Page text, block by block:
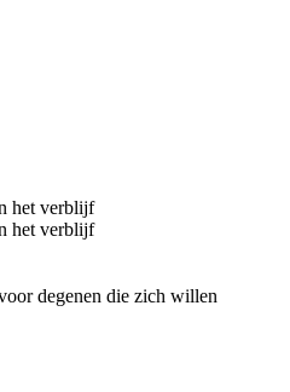
degenen die zich willen